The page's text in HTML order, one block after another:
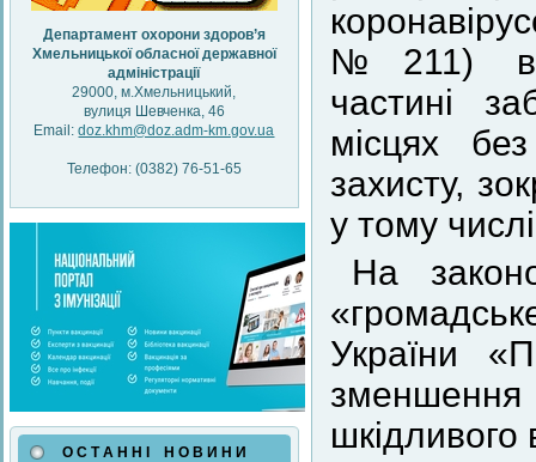
Департамент охорони здоров’я
Хмельницької обласної державної
адміністрації
29000, м.Хмельницький,
вулиця Шевченка, 46
Email:doz.khm@doz.adm-km.gov.ua
Телефон: (0382) 76-51-65
О С Т А Н Н І Н О В И Н И
№211)
частині
місцях
захисту,
у тому
На
України
шкідливого